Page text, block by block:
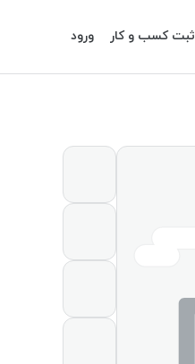
ثبت کسب و کار ورود